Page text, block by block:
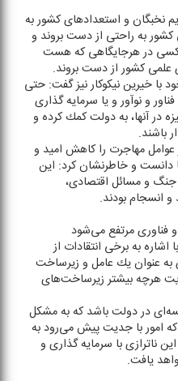
نخبگان و استعداد‌های كشور به
به راحتی از دست بروند و
كسی در هرجایگاهی كه هست
علمی كشور از دست بروند.
با خیرین نیكوكار نیز گفت: حتی
و نوآور و یا سرمایه گذاری
در آنها، به دولت كمك كرده و
باشند.
مهاجرت را كاهش امید و
دانست و خاطرنشان كرد: این
دهه ۶۰ با وجود جنگ و مسائل اقتصادی،
و انسجام بودند.
مرتفع می‌شود
به برخی انتقادات از
به عنوان یك عامل و زیرساخت
هرچه بیشتر زیرساخت‌های
در دولت باشد كه به مشكل
كه امور با جدیت پیش می‌رود به
ناترازی با سرمایه گذاری و
یافت.